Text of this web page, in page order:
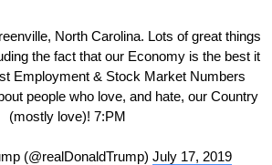
North Carolina. Lots of great things
the fact that our Economy is the best it
Employment & Stock Market Numbers
people who love, and hate, our Country
(mostly love)! 7:PM
(@realDonaldTrump) July 17, 2019